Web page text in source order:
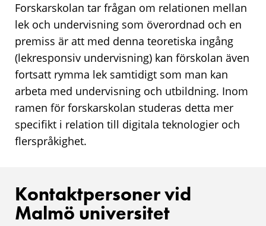
Forskarskolan tar frågan om relationen mellan
lek och undervisning som överordnad och en
premiss är att med denna teoretiska ingång
(lekresponsiv undervisning) kan förskolan även
fortsatt rymma lek samtidigt som man kan
arbeta med undervisning och utbildning. Inom
ramen för forskarskolan studeras detta mer
specifikt i relation till digitala teknologier och
flerspråkighet.
Kontaktpersoner vid
Malmö universitet